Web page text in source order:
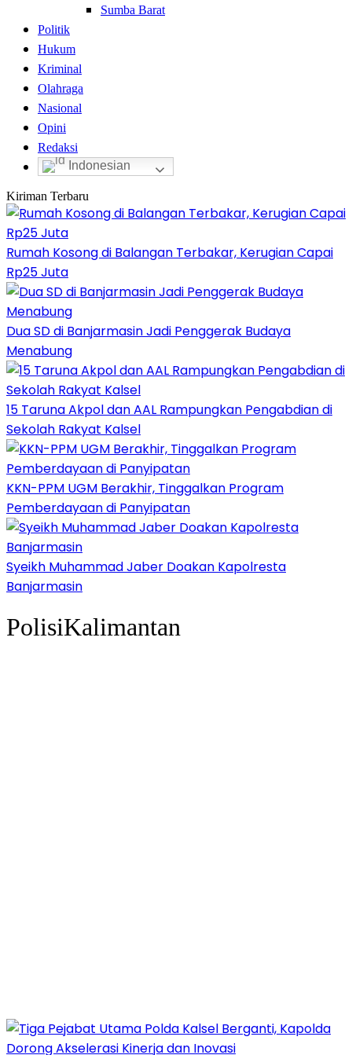
Sumba Barat
Politik
Hukum
Kriminal
Olahraga
Nasional
Opini
Redaksi
Indonesian
Kiriman Terbaru
Rumah Kosong di Balangan Terbakar, Kerugian Capai
Rp25 Juta
Dua SD di Banjarmasin Jadi Penggerak Budaya
Menabung
15 Taruna Akpol dan AAL Rampungkan Pengabdian di
Sekolah Rakyat Kalsel
KKN-PPM UGM Berakhir, Tinggalkan Program
Pemberdayaan di Panyipatan
Syeikh Muhammad Jaber Doakan Kapolresta
Banjarmasin
PolisiKalimantan